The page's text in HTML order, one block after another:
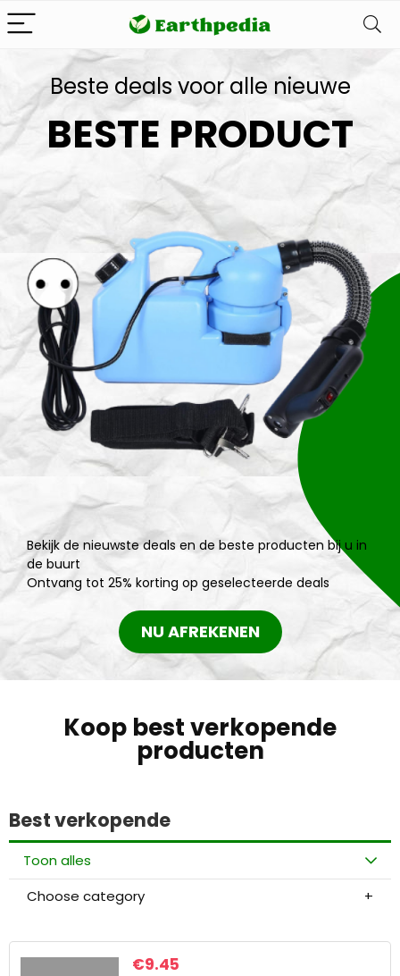
Beste deals voor alle nieuwe
BESTE PRODUCT
Bekijk de nieuwste deals en de beste producten bij u in
de buurt
Ontvang tot 25% korting op geselecteerde deals
NU AFREKENEN
Koop best verkopende
producten
Best verkopende
Toon alles
Choose category
€9.45